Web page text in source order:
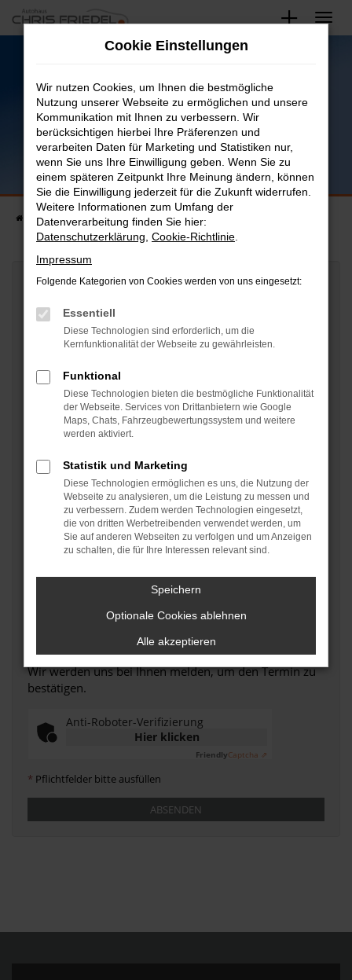
Zum
Hauptinhalt
Online Terminvereinbarung
Startseite Blog
Name*
Kfz-Kennzeichen
Terminwunsch*
Telefonnummer*
E-Mail Adresse *
Datenschutzerklärung
Wir werden uns bei Ihnen melden, um den Termin zu
bestätigen.
Anti-Roboter-Verifizierung
Hier klicken
FriendlyCaptcha ⇗
* Pflichtfelder bitte ausfüllen
ABSENDEN
Cookie Einstellungen
Wir nutzen Cookies, um Ihnen die bestmögliche
Nutzung unserer Webseite zu ermöglichen und unsere
Kommunikation mit Ihnen zu verbessern. Wir
berücksichtigen hierbei Ihre Präferenzen und
verarbeiten Daten für Marketing und Statistiken nur,
wenn Sie uns Ihre Einwilligung geben. Wenn Sie zu
einem späteren Zeitpunkt Ihre Meinung ändern, können
Sie die Einwilligung jederzeit für die Zukunft widerrufen.
Weitere Informationen zum Umfang der
Datenverarbeitung finden Sie hier:
Datenschutzerklärung Cookie-Richtlinie
Impressum
Folgende Kategorien von Cookies werden von uns eingesetzt:
Essentiell
Diese Technologien sind erforderlich, um die
Kernfunktionalität der Webseite zu gewährleisten.
Funktional
Diese Technologien bieten die bestmögliche Funktionalität
der Webseite. Services von Drittanbietern wie Google
Maps, Chats, Fahrzeugbewertungssystem und weitere
werden aktiviert.
Statistik und Marketing
Diese Technologien ermöglichen es uns, die Nutzung der
Webseite zu analysieren, um die Leistung zu messen und
zu verbessern. Zudem werden Technologien eingesetzt,
die von dritten Werbetreibenden verwendet werden, um
Sie auf anderen Webseiten zu verfolgen und um Anzeigen
zu schalten, die für Ihre Interessen relevant sind.
Speichern
Optionale Cookies ablehnen
Alle akzeptieren